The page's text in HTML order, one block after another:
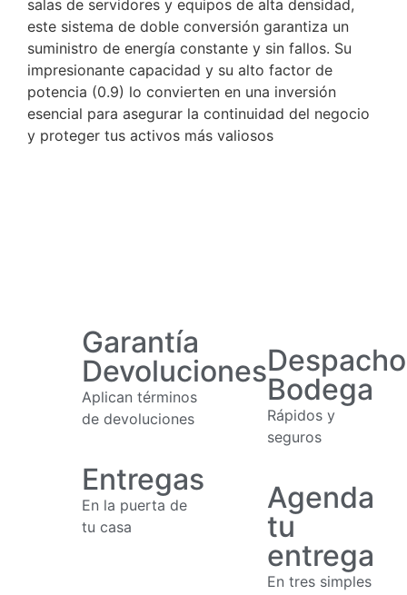
salas de servidores y equipos de alta densidad,
este sistema de doble conversión garantiza un
suministro de energía constante y sin fallos. Su
impresionante capacidad y su alto factor de
potencia (0.9) lo convierten en una inversión
esencial para asegurar la continuidad del negocio
y proteger tus activos más valiosos
Garantía
Devoluciones
Aplican términos
de devoluciones
Bodega
Rápidos y
seguros
Entregas
En la puerta de
tu casa
Agenda
tu
entrega
En tres simples